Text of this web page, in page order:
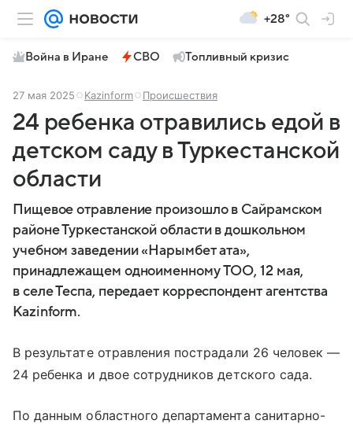
+28°
Война в Иране СВО Топливный кризис
27 мая 2025 Kazinform Происшествия
24 ребенка отравились едой в
детском саду в Туркестанской
области
Пищевое отравление произошло в Сайрамском
районе Туркестанской области в дошкольном
учебном заведении «Нарымбет ата»,
принадлежащем одноименному ТОО, 12 мая,
в селе Теспа, передает корреспондент агентства
Kazinform.
В результате отравления пострадали 26 человек —
24 ребенка и двое сотрудников детского сада.
По данным областного департамента санитарно-